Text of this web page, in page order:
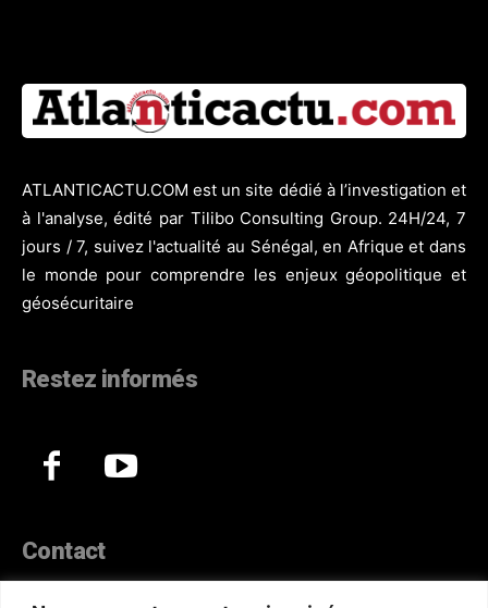
ATLANTICACTU.COM est un site dédié à l’investigation et
à l'analyse, édité par Tilibo Consulting Group. 24H/24, 7
jours / 7, suivez l'actualité au Sénégal, en Afrique et dans
le monde pour comprendre les enjeux géopolitique et
géosécuritaire
Restez informés
Contact